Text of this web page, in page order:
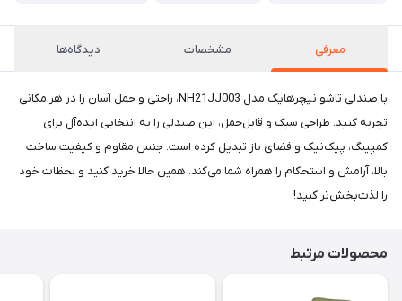
معرفی مشخصات دیدگاه‌ها
با صندلی تاشو نیچرهایک مدل NH21JJ003، راحتی و حمل آسان را در هر مکانی
تجربه کنید. طراحی سبک و قابل‌حمل، این صندلی را به انتخابی ایده‌آل برای
کمپینگ، پیک‌نیک و فضای باز تبدیل کرده است. جنس مقاوم و کیفیت ساخت
بالا، آرامش و استحکام را همراه شما می‌کند. همین حالا خرید کنید و لحظات خود
را لذت‌بخش‌تر کنید!
محصولات مرتبط